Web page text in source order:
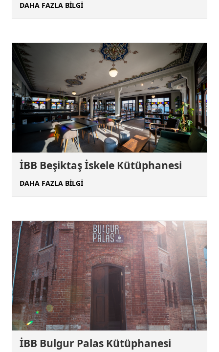
DAHA FAZLA BİLGİ
İBB Beşiktaş İskele Kütüphanesi
DAHA FAZLA BİLGİ
İBB Bulgur Palas Kütüphanesi